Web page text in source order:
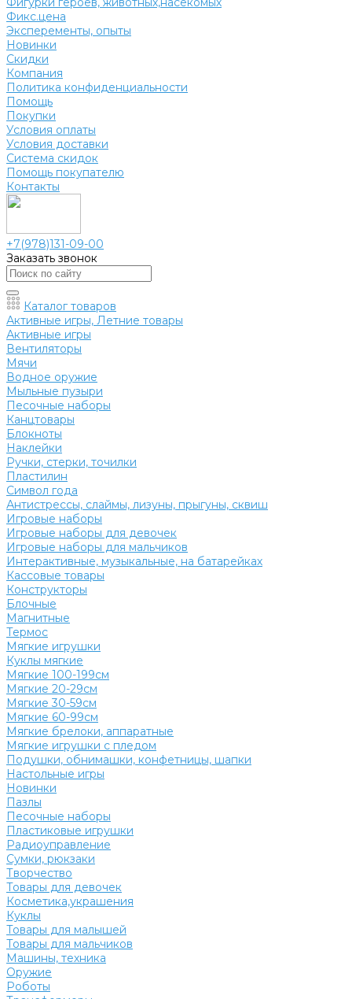
Фикс.цена
Эксперементы, опыты
Новинки
Скидки
Компания
Политика конфиденциальности
Помощь
Покупки
Условия оплаты
Условия доставки
Система скидок
Помощь покупателю
Контакты
+7(978)131-09-00
Заказать звонок
Каталог товаров
Активные игры, Летние товары
Активные игры
Вентиляторы
Мячи
Водное оружие
Мыльные пузыри
Песочные наборы
Канцтовары
Блокноты
Наклейки
Ручки, стерки, точилки
Пластилин
Символ года
Антистрессы, слаймы, лизуны, прыгуны, сквиш
Игровые наборы
Игровые наборы для девочек
Игровые наборы для мальчиков
Интерактивные, музыкальные, на батарейках
Кассовые товары
Конструкторы
Блочные
Магнитные
Термос
Мягкие игрушки
Куклы мягкие
Мягкие 100-199см
Мягкие 20-29см
Мягкие 30-59см
Мягкие 60-99см
Мягкие брелоки, аппаратные
Мягкие игрушки с пледом
Подушки, обнимашки, конфетницы, шапки
Настольные игры
Новинки
Пазлы
Песочные наборы
Пластиковые игрушки
Радиоуправление
Сумки, рюкзаки
Творчество
Товары для девочек
Косметика,украшения
Куклы
Товары для малышей
Товары для мальчиков
Машины, техника
Оружие
Роботы